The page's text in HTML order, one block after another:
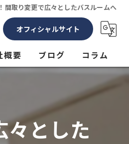
間取り変更で広々としたバスルームへ
オフィシャルサイト
概要 ブログ コラム
々とした